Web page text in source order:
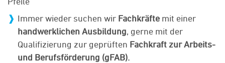
Immer wieder suchen wir Fachkräfte mit einer
handwerklichen Ausbildung, gerne mit der
Qualiﬁzierung zur geprüften Fachkraft zur Arbeits-
und Berufsförderung (gFAB).